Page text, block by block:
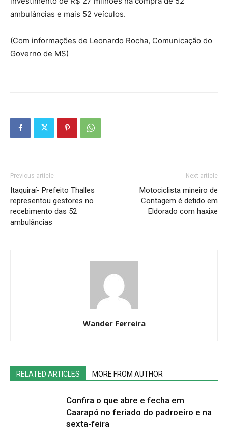
ambulâncias e mais 52 veículos.
(Com informações de Leonardo Rocha, Comunicação do
Governo de MS)
Previous article
Itaquiraí- Prefeito Thalles
representou gestores no
recebimento das 52
ambulâncias
Next article
Motociclista mineiro de
Contagem é detido em
Eldorado com haxixe
Wander Ferreira
RELATED ARTICLES MORE FROM AUTHOR
Confira o que abre e fecha em
Caarapó no feriado do padroeiro e na
sexta-feira